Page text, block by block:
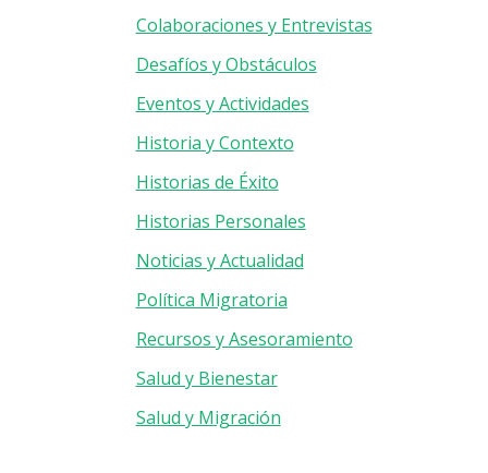
Colaboraciones y Entrevistas
Desafíos y Obstáculos
Eventos y Actividades
Historia y Contexto
Historias de Éxito
Historias Personales
Noticias y Actualidad
Política Migratoria
Recursos y Asesoramiento
Salud y Bienestar
Salud y Migración